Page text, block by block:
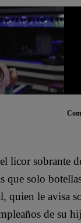
licor sobrante
que solo
quien le avisa
de su